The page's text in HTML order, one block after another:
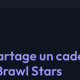
un
Stars